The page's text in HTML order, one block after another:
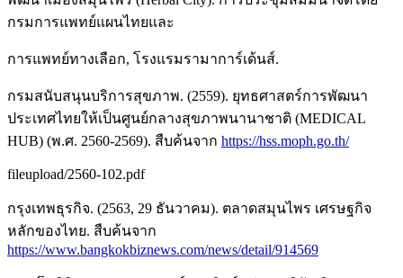
กรมการแพทย์แผนไทยและ
การแพทย์ทางเลือก, โรงแรมรามาการ์เด้นส์.
กรมสนับสนุนบริการสุขภาพ. (2559). ยุทธศาสตร์การพัฒนา
ประเทศไทยให้เป็นศูนย์กลางสุขภาพนานาชาติ (MEDICAL
HUB) (พ.ศ. 2560-2569). สืบค้นจาก https://hss.moph.go.th/
fileupload/2560-102.pdf
กรุงเทพธุรกิจ. (2563, 29 ธันวาคม). ตลาดสมุนไพร เศรษฐกิจ
หลักของไทย. สืบค้นจาก
https://www.bangkokbiznews.com/news/detail/914569